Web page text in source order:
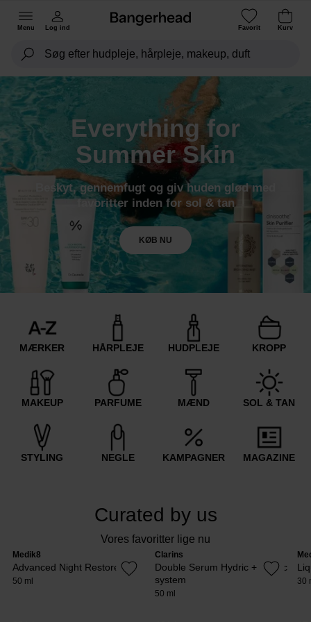
Menu Log ind Favorit Kurv
Everything for
Summer Skin
Beskyt, gennemfugt og giv huden glød med
favoritter inden for sol & tan
KØB NU
MÆRKER HÅRPLEJE HUDPLEJE KROPP
MAKEUP PARFUME MÆND SOL & TAN
STYLING NEGLE KAMPAGNER MAGAZINE
Curated by us
Vores favoritter lige nu
Medik8
Advanced Night Restore
50 ml
Clarins
Double Serum Hydric + Lipidic
system
50 ml
30